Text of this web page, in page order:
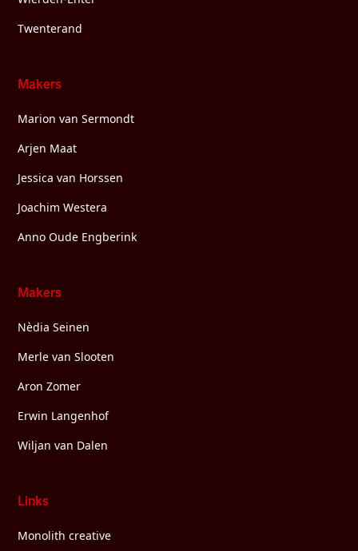
Twenterand
Makers
Marion van Sermondt
Arjen Maat
Jessica van Horssen
Joachim Westera
Anno Oude Engberink
Makers
Nèdia Seinen
Merle van Slooten
Aron Zomer
Erwin Langenhof
Wiljan van Dalen
Links
Monolith creative